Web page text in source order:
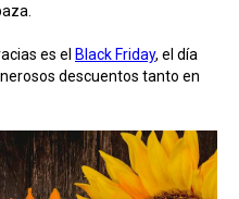
es el Black Friday, el día
descuentos tanto en